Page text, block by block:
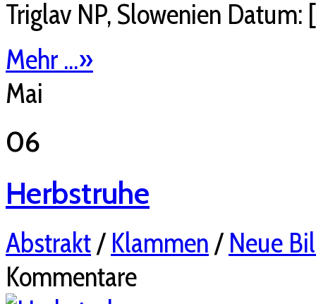
Triglav NP, Slowenien Datum:
Mehr ...»
Mai
06
Herbstruhe
Abstrakt/Klammen/Neue
Kommentare